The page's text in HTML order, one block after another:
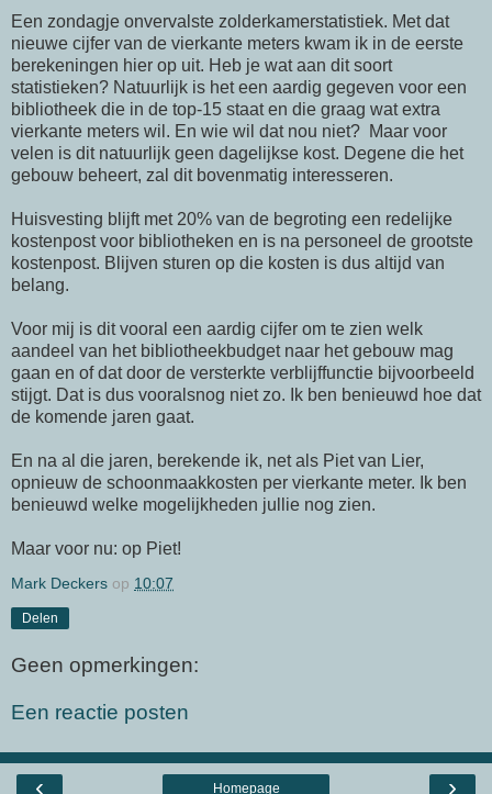
Een zondagje onvervalste zolderkamerstatistiek. Met dat
nieuwe cijfer van de vierkante meters kwam ik in de eerste
berekeningen hier op uit. Heb je wat aan dit soort
statistieken? Natuurlijk is het een aardig gegeven voor een
bibliotheek die in de top-15 staat en die graag wat extra
vierkante meters wil. En wie wil dat nou niet? Maar voor
velen is dit natuurlijk geen dagelijkse kost. Degene die het
gebouw beheert, zal dit bovenmatig interesseren.
Huisvesting blijft met 20% van de begroting een redelijke
kostenpost voor bibliotheken en is na personeel de grootste
kostenpost. Blijven sturen op die kosten is dus altijd van
belang.
Voor mij is dit vooral een aardig cijfer om te zien welk
aandeel van het bibliotheekbudget naar het gebouw mag
gaan en of dat door de versterkte verblijffunctie bijvoorbeeld
stijgt. Dat is dus vooralsnog niet zo. Ik ben benieuwd hoe dat
de komende jaren gaat.
En na al die jaren, berekende ik, net als Piet van Lier,
opnieuw de schoonmaakkosten per vierkante meter. Ik ben
benieuwd welke mogelijkheden jullie nog zien.
Maar voor nu: op Piet!
Mark Deckers op 10:07
Delen
Geen opmerkingen:
Een reactie posten
‹ ›
Homepage